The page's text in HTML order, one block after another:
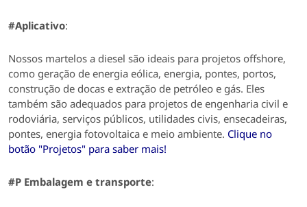
#Aplicativo:
Nossos martelos a diesel são ideais para projetos offshore,
como geração de energia eólica, energia, pontes, portos,
construção de docas e extração de petróleo e gás. Eles
também são adequados para projetos de engenharia civil e
rodoviária, serviços públicos, utilidades civis, ensecadeiras,
pontes, energia fotovoltaica e meio ambiente. Clique no
botão "Projetos" para saber mais!
#P Embalagem e transporte: